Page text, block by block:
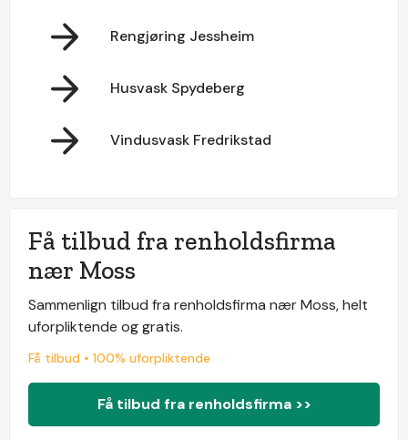
Rengjøring Jessheim
Husvask Spydeberg
Vindusvask Fredrikstad
Få tilbud fra renholdsfirma
nær Moss
Sammenlign tilbud fra renholdsfirma nær Moss, helt
uforpliktende og gratis.
Få tilbud • 100% uforpliktende
Få tilbud fra renholdsfirma >>